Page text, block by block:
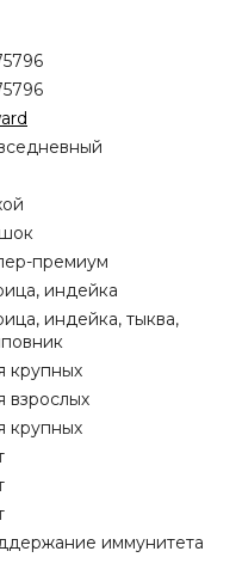
премиум
индейка
индейка, тыква,
крупных
взрослых
крупных
иммунитета